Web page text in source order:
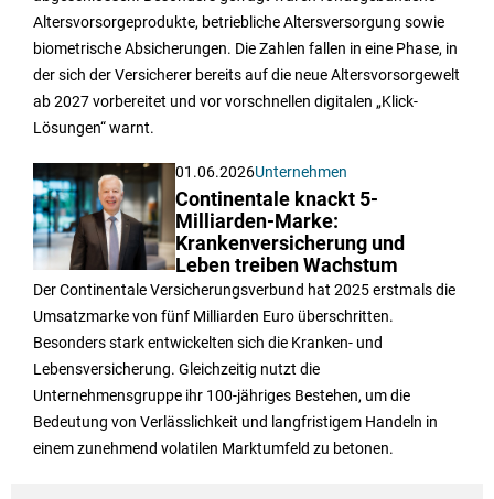
Altersvorsorgeprodukte, betriebliche Altersversorgung sowie
biometrische Absicherungen. Die Zahlen fallen in eine Phase, in
der sich der Versicherer bereits auf die neue Altersvorsorgewelt
ab 2027 vorbereitet und vor vorschnellen digitalen „Klick-
Lösungen“ warnt.
01.06.2026Unternehmen
Continentale knackt 5-
Milliarden-Marke:
Krankenversicherung und
Leben treiben Wachstum
Der Continentale Versicherungsverbund hat 2025 erstmals die
Umsatzmarke von fünf Milliarden Euro überschritten.
Besonders stark entwickelten sich die Kranken- und
Lebensversicherung. Gleichzeitig nutzt die
Unternehmensgruppe ihr 100-jähriges Bestehen, um die
Bedeutung von Verlässlichkeit und langfristigem Handeln in
einem zunehmend volatilen Marktumfeld zu betonen.